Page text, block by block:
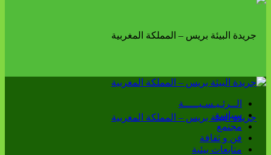
الــرئـيـسـيـــــة
سياسة
مجتمع
فن و ثقافة
متابعات بيئية